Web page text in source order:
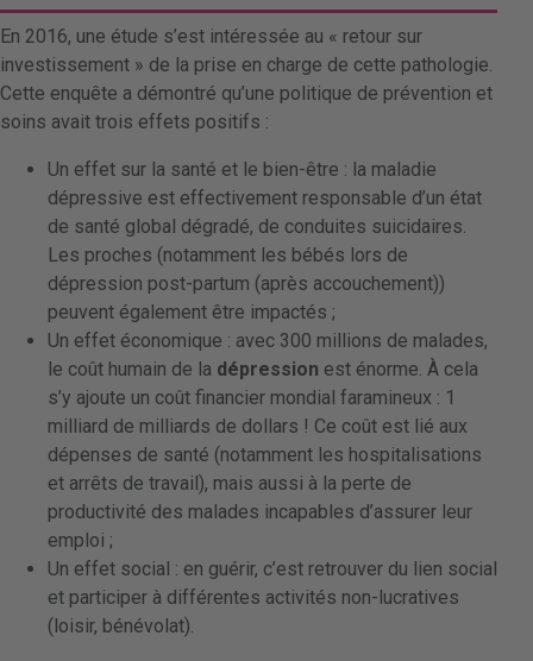
En 2016, une étude s’est intéressée au « retour sur
investissement » de la prise en charge de cette pathologie.
Cette enquête a démontré qu’une politique de prévention et
soins avait trois effets positifs :
Un effet sur la santé et le bien-être : la maladie
dépressive est effectivement responsable d’un état
de santé global dégradé, de conduites suicidaires.
Les proches (notamment les bébés lors de
dépression post-partum (après accouchement))
peuvent également être impactés ;
Un effet économique : avec 300 millions de malades,
le coût humain de la dépression est énorme. À cela
s’y ajoute un coût financier mondial faramineux : 1
milliard de milliards de dollars ! Ce coût est lié aux
dépenses de santé (notamment les hospitalisations
et arrêts de travail), mais aussi à la perte de
productivité des malades incapables d’assurer leur
emploi ;
Un effet social : en guérir, c’est retrouver du lien social
et participer à différentes activités non-lucratives
(loisir, bénévolat).